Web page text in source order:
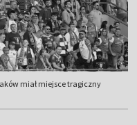
miał miejsce tragiczny